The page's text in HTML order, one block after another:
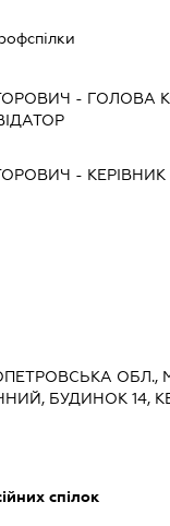
- ГОЛОВА
- КЕРІВНИК
ОБЛ.,
БУДИНОК 14,
спілок